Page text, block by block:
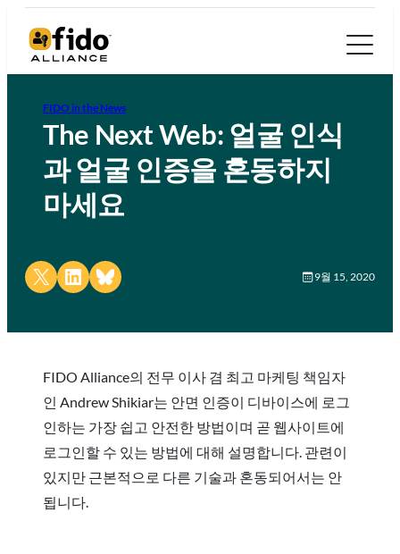
FIDO in the News
The Next Web: 얼굴 인식
과 얼굴 인증을 혼동하지
마세요
Share on X Share on LinkedIn
Share on Bluesky 9월 15, 2020
FIDO Alliance의 전무 이사 겸 최고 마케팅 책임자
인 Andrew Shikiar는 안면 인증이 디바이스에 로그
인하는 가장 쉽고 안전한 방법이며 곧 웹사이트에
로그인할 수 있는 방법에 대해 설명합니다. 관련이
있지만 근본적으로 다른 기술과 혼동되어서는 안
됩니다.